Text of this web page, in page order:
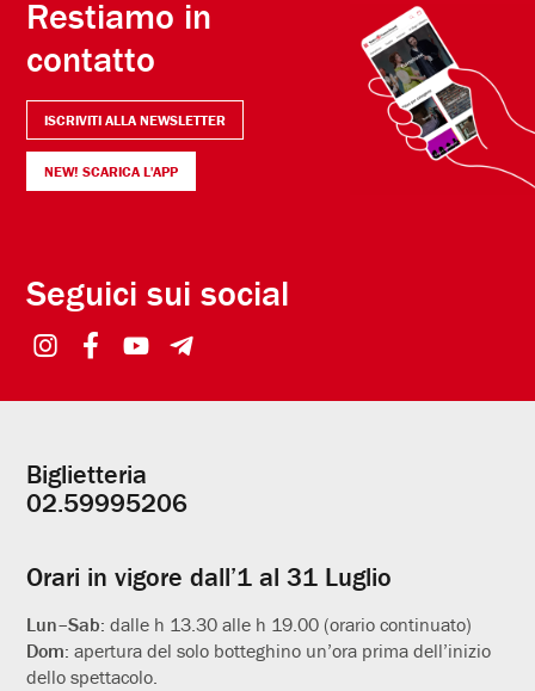
Restiamo in
contatto
ISCRIVITI ALLA NEWSLETTER
NEW! SCARICA L'APP
Seguici sui social
Informazioni
utili
Biglietteria
02.59995206
Orari in vigore dall’1 al 31 Luglio
Lun–Sab:dalle h 13.30 alle h 19.00 (orario continuato)
Dom:apertura del solo botteghino un’ora prima dell’inizio
dello spettacolo.